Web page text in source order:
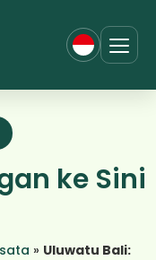
ke Sini
» Uluwatu Bali: